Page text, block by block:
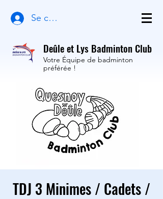
Se connecter
Deûle et Lys Badminton Club
Votre Équipe de badminton
préférée !
TDJ 3 Minimes / Cadets /